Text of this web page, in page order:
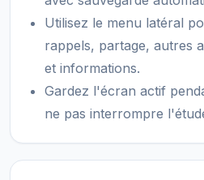
Utilisez le menu latéral
rappels, partage, autres
et informations.
Gardez l'écran actif
ne pas interrompre